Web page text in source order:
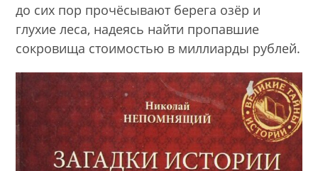
до сих пор прочёсывают берега озёр и
глухие леса, надеясь найти пропавшие
сокровища стоимостью в миллиарды рублей.